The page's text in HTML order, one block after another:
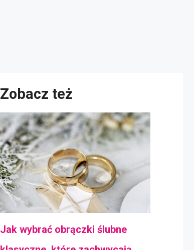
Zobacz też
Jak wybrać obrączki ślubne